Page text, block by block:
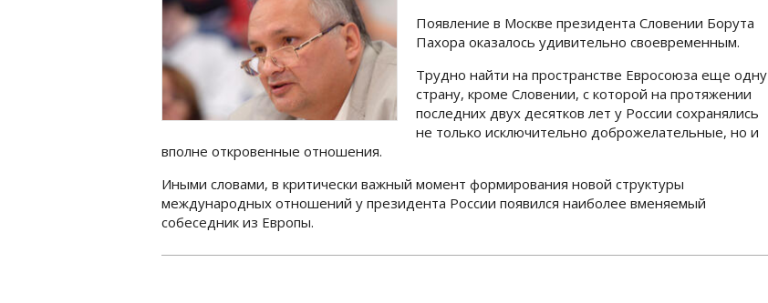
Появление в Москве президента Словении Борута
Пахора оказалось удивительно своевременным.
Трудно найти на пространстве Евросоюза еще одну
страну, кроме Словении, с которой на протяжении
последних двух десятков лет у России сохранялись
не только исключительно доброжелательные, но и
вполне откровенные отношения.
Иными словами, в критически важный момент формирования новой структуры
международных отношений у президента России появился наиболее вменяемый
собеседник из Европы.